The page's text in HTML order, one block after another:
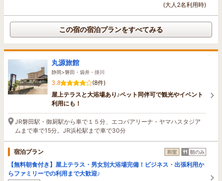
(大人2名利用時)
この宿の宿泊プランをすべてみる
丸源旅館
静岡>磐田・袋井・掛川
3.8
(8件)
屋上テラスと大浴場あり♪ペット同伴可で観光やイベント
利用にも！
JR磐田駅・御厨駅から車で１５分、エコパアリーナ・ヤマハスタジア
ムまで車で15分。JR浜松駅まで車で30分
宿泊プラン 和室 朝のみ
【無料朝食付き】屋上テラス・男女別大浴場完備！ビジネス・出張利用か
らファミリーでの利用まで大歓迎♪